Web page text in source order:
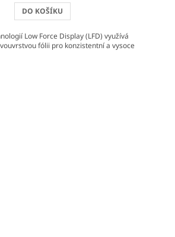
DO KOŠÍKU
Low Force Display (LFD) využívá
fólii pro konzistentní a vysoce